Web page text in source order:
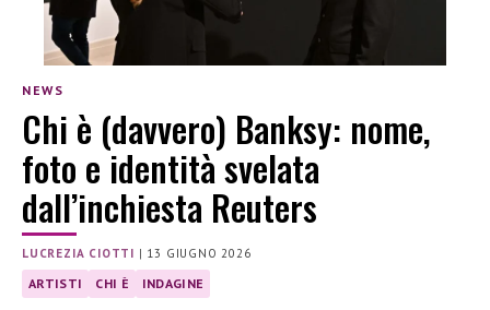
NEWS
Chi è (davvero) Banksy: nome,
foto e identità svelata
dall’inchiesta Reuters
LUCREZIA CIOTTI | 13 GIUGNO 2026
ARTISTI CHI È INDAGINE